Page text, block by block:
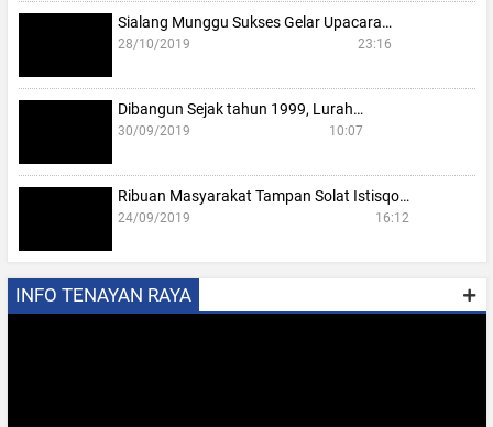
Sialang Munggu Sukses Gelar Upacara…
28/10/2019 23:16
Dibangun Sejak tahun 1999, Lurah…
30/09/2019 10:07
Ribuan Masyarakat Tampan Solat Istisqo…
24/09/2019 16:12
INFO TENAYAN RAYA